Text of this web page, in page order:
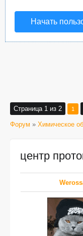
Начать
Страница 1 из 2 1
Форум » Химическое
центр